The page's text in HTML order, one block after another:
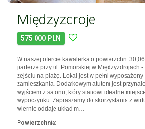
Międzyzdroje
575 000 PLN
W naszej ofercie kawalerka o powierzchni 30,06
parterze przy ul. Pomorskiej w Międzyzdrojach
zejściu na plażę. Lokal jest w pełni wyposażony
zamieszkania. Dodatkowym atutem jest
wyjściem z salonu, który stanowi idealne
wypoczynku. Zapraszamy do skorzystania z
wiernie oddaje układ m…
Powierzchnia: